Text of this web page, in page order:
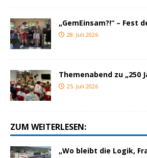
„GemEinsam?!“ – Fest
28. Juli 2026
Themenabend zu „250
25. Juli 2026
ZUM WEITERLESEN:
„Wo bleibt die Logik,